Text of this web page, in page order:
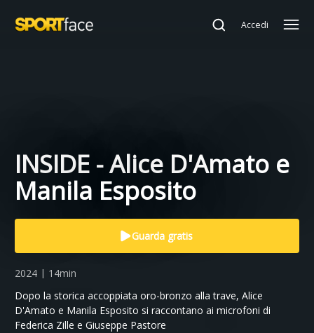
Accedi
INSIDE - Alice D'Amato e
Manila Esposito
Guarda gratis
2024 | 14min
Dopo la storica accoppiata oro-bronzo alla trave, Alice
D'Amato e Manila Esposito si raccontano ai microfoni di
Federica Zille e Giuseppe Pastore